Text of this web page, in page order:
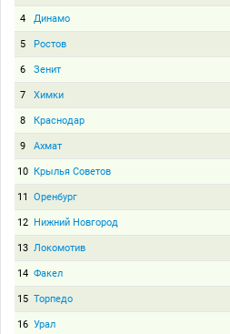
4 Динамо
5 Ростов
6 Зенит
7 Химки
8 Краснодар
9 Ахмат
10 Крылья Советов
11 Оренбург
12 Нижний Новгород
13 Локомотив
14 Факел
15 Торпедо
16 Урал